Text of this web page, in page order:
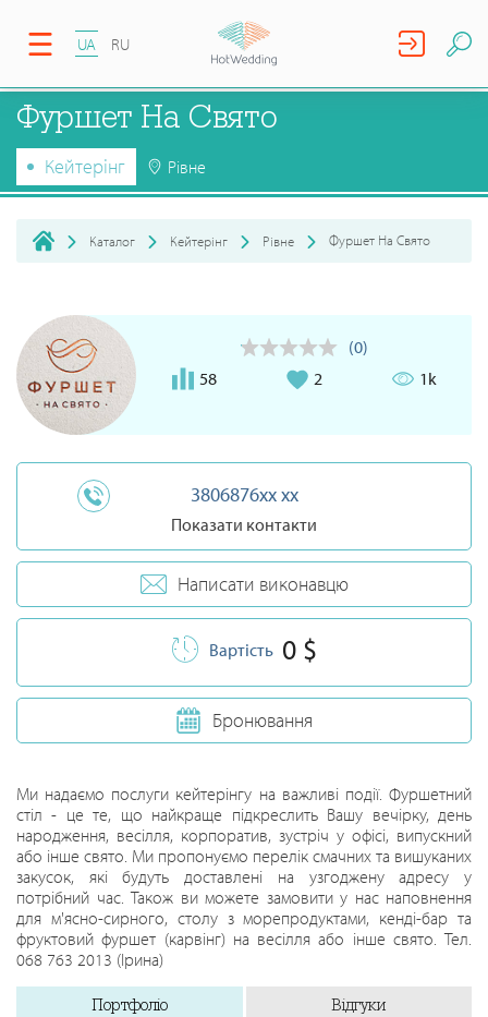
UA RU
Фуршет На Свято
Кейтерінг Рівне
Каталог Кейтерінг Рівне Фуршет На Свято
(0)
58
2 1k
3806876xx xx
Показати контакти
Написати виконавцю
Вартість 0 $
Бронювання
Ми надаємо послуги кейтерінгу на важливі події. Фуршетний
стіл - це те, що найкраще підкреслить Вашу вечірку, день
народження, весілля, корпоратив, зустріч у офісі, випускний
або інше свято. Ми пропонуємо перелік смачних та вишуканих
закусок, які будуть доставлені на узгоджену адресу у
потрібний час. Також ви можете замовити у нас наповнення
для м'ясно-сирного, столу з морепродуктами, кенді-бар та
фруктовий фуршет (карвінг) на весілля або інше свято. Тел.
068 763 2013 (Ірина)
Портфоліо Відгуки